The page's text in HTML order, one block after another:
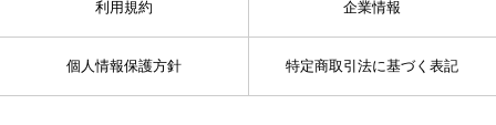
利用規約 企業情報
個人情報保護方針 特定商取引法に基づく表記